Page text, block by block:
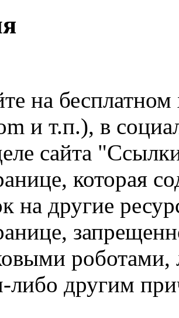
на
и т.п.), в
сайта
которая
на другие
роботами,
либо другим